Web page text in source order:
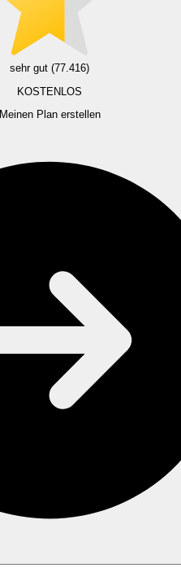
sehr gut (77.416)
KOSTENLOS
Meinen Plan erstellen